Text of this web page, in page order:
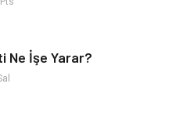
Tarih
Ne İşe Yarar?